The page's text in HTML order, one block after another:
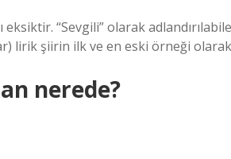
“Sevgili” olarak
lirik şiirin ilk ve en eski örneği
nerede?